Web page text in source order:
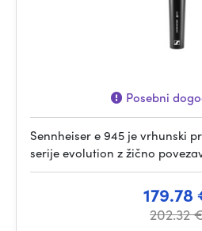
Posebni
Sennheiser e 945 je vrhunski
serije evolution z žično
179.78
202.32